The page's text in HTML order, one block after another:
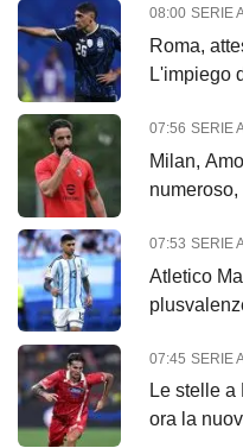
08:00 SERIE
Roma,
L'impiego
07:56 SERIE
Milan,
07:53 SERIE
Atletico
07:45 SERIE
Le stelle
ora la